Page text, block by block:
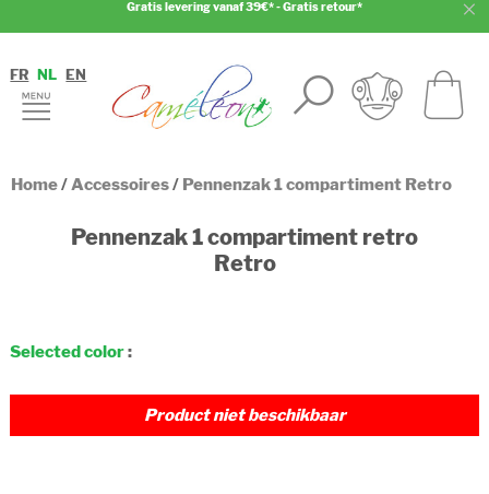
Gratis levering vanaf 39€* - Gratis retour*
FR NL EN
Home/Accessoires/ Pennenzak 1 compartiment Retro
Pennenzak 1 compartiment retro
Retro
Selected color:
Product niet beschikbaar